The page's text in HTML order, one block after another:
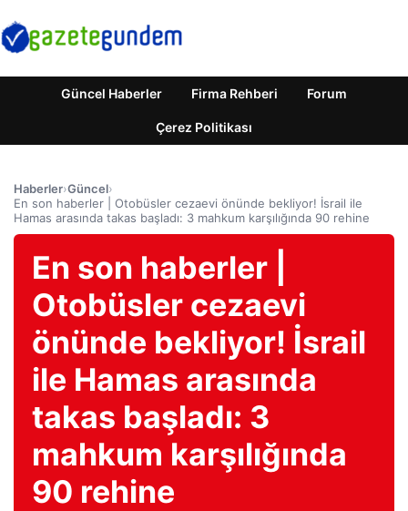
Güncel Haberler Firma Rehberi Forum
Çerez Politikası
Haberler›Güncel›
En son haberler | Otobüsler cezaevi önünde bekliyor! İsrail ile
Hamas arasında takas başladı: 3 mahkum karşılığında 90 rehine
En son haberler |
Otobüsler cezaevi
önünde bekliyor! İsrail
ile Hamas arasında
takas başladı: 3
mahkum karşılığında
90 rehine